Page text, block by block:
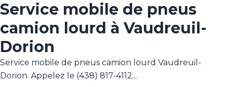
Service mobile de pneus
camion lourd à Vaudreuil-
Dorion
Service mobile de pneus camion lourd Vaudreuil-
Dorion. Appelez le (438) 817-4112...